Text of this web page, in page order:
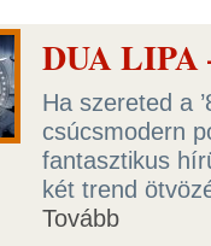
DUA
Ha szereted a
csúcsmodern
fantasztikus
két trend
Tovább